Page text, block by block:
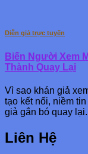
Diễn giả trực tuyến
Biến Người Xem
Thành Quay Lại
Vì sao khán giả
tạo kết nối, niềm
giả gắn bó quay lại.
Liên Hệ